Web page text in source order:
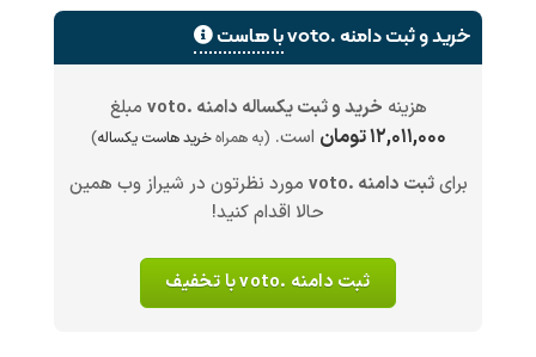
خرید و ثبت دامنه .voto با هاست
هزینه خرید و ثبت یکساله دامنه .voto مبلغ
۱۲,۰۱۱,۰۰۰ تومان است. (به همراهخرید هاست یکساله)
برایثبت دامنه .voto
مورد نظرتون در شیراز وب همین
حالا اقدام کنید!
ثبت دامنه .voto با تخفیف